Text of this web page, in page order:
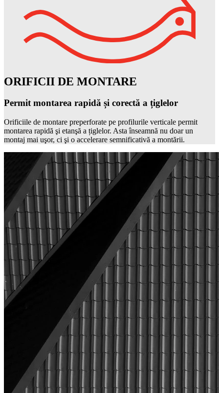
ORIFICII DE MONTARE
Permit montarea rapidă și corectă a țiglelor
Orificiile de montare preperforate pe profilurile verticale permit
montarea rapidă şi etanşă a țiglelor. Asta înseamnă nu doar un
montaj mai uşor, ci şi o accelerare semnificativă a montării.